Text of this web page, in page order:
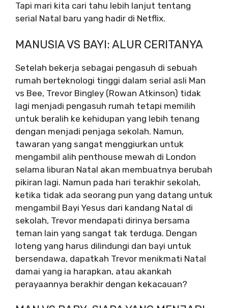
Tapi mari kita cari tahu lebih lanjut tentang
serial Natal baru yang hadir di Netflix.
MANUSIA VS BAYI: ALUR CERITANYA
Setelah bekerja sebagai pengasuh di sebuah
rumah berteknologi tinggi dalam serial asli Man
vs Bee, Trevor Bingley (Rowan Atkinson) tidak
lagi menjadi pengasuh rumah tetapi memilih
untuk beralih ke kehidupan yang lebih tenang
dengan menjadi penjaga sekolah. Namun,
tawaran yang sangat menggiurkan untuk
mengambil alih penthouse mewah di London
selama liburan Natal akan membuatnya berubah
pikiran lagi. Namun pada hari terakhir sekolah,
ketika tidak ada seorang pun yang datang untuk
mengambil Bayi Yesus dari kandang Natal di
sekolah, Trevor mendapati dirinya bersama
teman lain yang sangat tak terduga. Dengan
loteng yang harus dilindungi dan bayi untuk
bersendawa, dapatkah Trevor menikmati Natal
damai yang ia harapkan, atau akankah
perayaannya berakhir dengan kekacauan?